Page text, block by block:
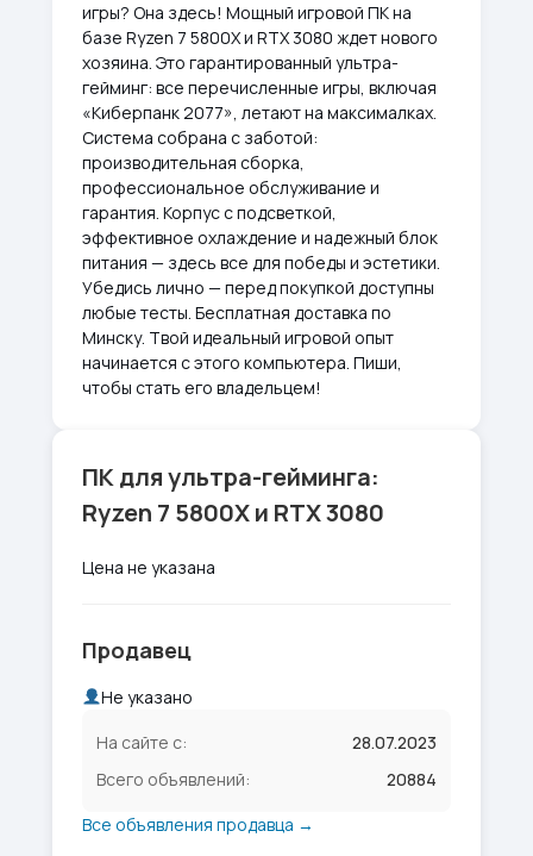
игры? Она здесь! Мощный игровой ПК на
базе Ryzen 7 5800X и RTX 3080 ждет нового
хозяина. Это гарантированный ультра-
гейминг: все перечисленные игры, включая
«Киберпанк 2077», летают на максималках.
Система собрана с заботой:
производительная сборка,
профессиональное обслуживание и
гарантия. Корпус с подсветкой,
эффективное охлаждение и надежный блок
питания — здесь все для победы и эстетики.
Убедись лично — перед покупкой доступны
любые тесты. Бесплатная доставка по
Минску. Твой идеальный игровой опыт
начинается с этого компьютера. Пиши,
чтобы стать его владельцем!
ПК для ультра-гейминга:
Ryzen 7 5800X и RTX 3080
Цена не указана
Продавец
Не указано
На сайте с:
28.07.2023
Всего объявлений:
20884
Все объявления продавца →